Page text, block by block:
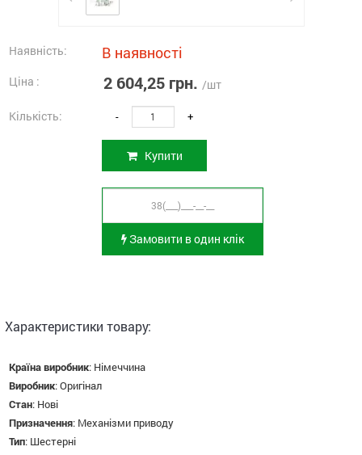
Наявність: В наявності
Ціна : 2 604,25 грн. /шт
Кількість: - +
Купити
Замовити в один клік
Характеристики товару:
Країна виробник: Німеччина
Виробник:Оригінал
Стан: Нові
Призначення: Механізми приводу
Тип: Шестерні